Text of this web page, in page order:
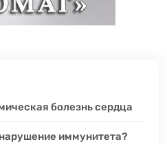
болезнь сердца
иммунитета?